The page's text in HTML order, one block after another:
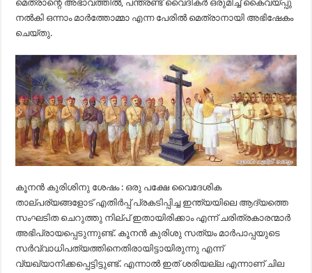
മെത്രാന്റെ അഭാവത്തിൽ, പന്ത്രണ്ട് വൈദികർ ഒരുമിച്ച് കൈവയ്പ്പു
നൽകി ഒന്നാം മാർത്തോമ്മാ എന്ന പേരിൽ മെത്രാനായി അഭിഷേകം
ചെയ്തു.
കൂനൻ കുരിശിനു ശേഷം : ഒരു പക്ഷേ വൈദേശിക
താല്പര്യങ്ങളോട് എതിർപ്പ് പ്രകടിപ്പിച്ച ഇന്ത്യയിലെ ആദ്യത്തെ
സംഘടിത ചെറുത്തു നില്പ് ഇതായിരിക്കാം എന്ന് ചരിത്രകാരന്മാർ
അഭിപ്രായപ്പെടുന്നുണ്ട്. കൂനൻ കുരിശു സത്യം മാർപാപ്പയുടെ
സർവ്വാധിപത്യത്തിനെതിരായിട്ടായിരുന്നു എന്ന്
വ്യഖ്യാനിക്കപ്പെട്ടിട്ടുണ്ട്. എന്നാൽ ഇത് ശരിയല്ല എന്നാണ് ചില